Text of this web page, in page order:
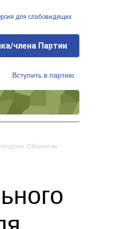
для слабовидящих
члена Партии
Вступить в партию
Объектах